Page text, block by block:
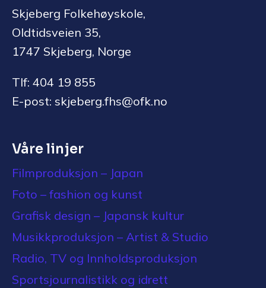
Skjeberg Folkehøyskole,
Oldtidsveien 35,
1747 Skjeberg, Norge
Tlf: 404 19 855
E-post: skjeberg.fhs@ofk.no
Våre linjer
Filmproduksjon – Japan
Foto – fashion og kunst
Grafisk design – Japansk kultur
Musikkproduksjon – Artist & Studio
Radio, TV og Innholdsproduksjon
Sportsjournalistikk og idrett